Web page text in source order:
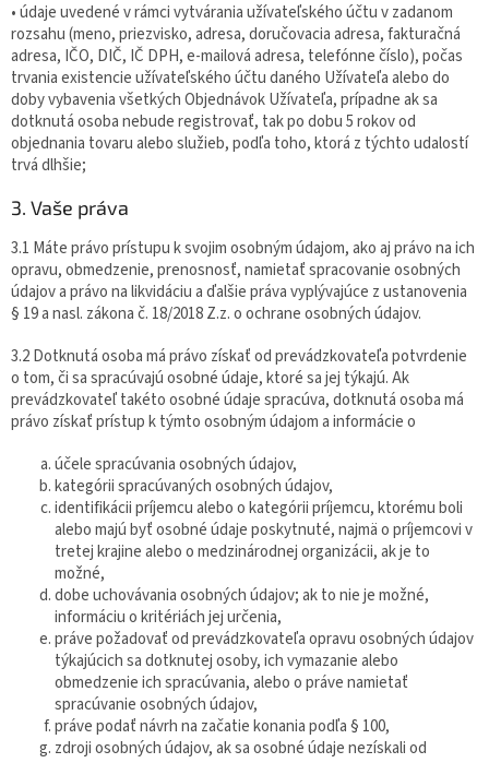
• údaje uvedené v rámci vytvárania užívateľského účtu v zadanom
rozsahu (meno, priezvisko, adresa, doručovacia adresa, fakturačná
adresa, IČO, DIČ, IČ DPH, e-mailová adresa, telefónne číslo), počas
trvania existencie užívateľského účtu daného Užívateľa alebo do
doby vybavenia všetkých Objednávok Užívateľa, prípadne ak sa
dotknutá osoba nebude registrovať, tak po dobu 5 rokov od
objednania tovaru alebo služieb, podľa toho, ktorá z týchto udalostí
trvá dlhšie;
3. Vaše práva
3.1 Máte právo prístupu k svojim osobným údajom, ako aj právo na ich
opravu, obmedzenie, prenosnosť, namietať spracovanie osobných
údajov a právo na likvidáciu a ďalšie práva vyplývajúce z ustanovenia
§ 19 a nasl. zákona č. 18/2018 Z.z. o ochrane osobných údajov.
3.2 Dotknutá osoba má právo získať od prevádzkovateľa potvrdenie
o tom, či sa spracúvajú osobné údaje, ktoré sa jej týkajú. Ak
prevádzkovateľ takéto osobné údaje spracúva, dotknutá osoba má
právo získať prístup k týmto osobným údajom a informácie o
účele spracúvania osobných údajov,
kategórii spracúvaných osobných údajov,
identifikácii príjemcu alebo o kategórii príjemcu, ktorému boli
alebo majú byť osobné údaje poskytnuté, najmä o príjemcovi v
tretej krajine alebo o medzinárodnej organizácii, ak je to
možné,
dobe uchovávania osobných údajov; ak to nie je možné,
informáciu o kritériách jej určenia,
práve požadovať od prevádzkovateľa opravu osobných údajov
týkajúcich sa dotknutej osoby, ich vymazanie alebo
obmedzenie ich spracúvania, alebo o práve namietať
spracúvanie osobných údajov,
práve podať návrh na začatie konania podľa § 100,
zdroji osobných údajov, ak sa osobné údaje nezískali od